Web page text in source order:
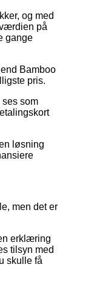
og med
på
gange
Bamboo
pris.
som
løsning
men det er
erklæring
tilsyn med
skulle få